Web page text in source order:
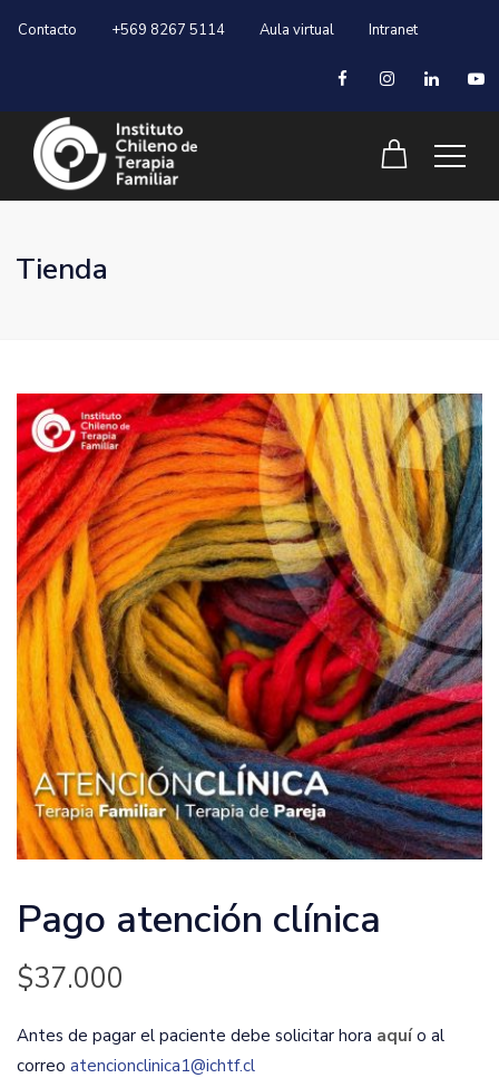
Contacto +569 8267 5114 Aula virtual Intranet
Tienda
Pago atención clínica
$37.000
Antes de pagar el paciente debe solicitar hora aquío al
correo atencionclinica1@ichtf.cl